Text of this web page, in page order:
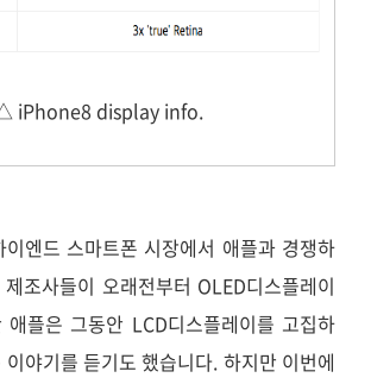
iPhone8 display info.
엔드 스마트폰 시장에서 애플과 경쟁하
조사들이 오래전부터 OLED디스플레이
플은 그동안 LCD디스플레이를 고집하
야기를 듣기도 했습니다. 하지만 이번에